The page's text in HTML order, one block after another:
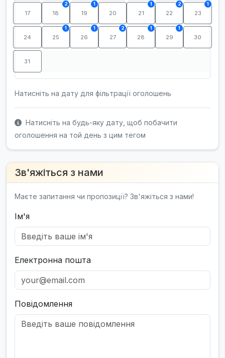
17 18
2
19
1
20 21
1
22
2
23
1
24 25
1
26
1
27
2
28
1
29
1
30
31
Натисніть на дату для фільтрації оголошень
Натисніть на будь-яку дату, щоб побачити
оголошення на той день з цим тегом
Зв'яжіться з нами
Маєте запитання чи пропозиції? Зв'яжіться з нами!
Ім'я
Електронна пошта
Повідомлення